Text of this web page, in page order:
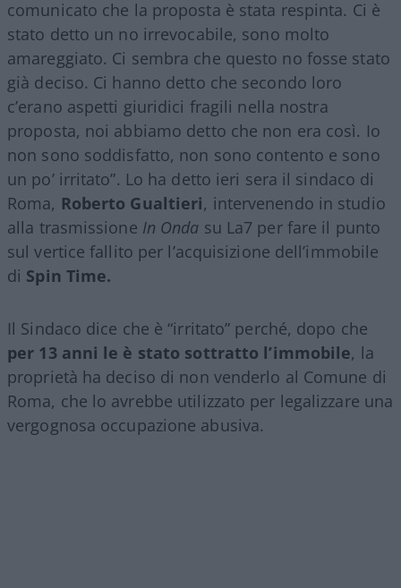
comunicato che la proposta è stata respinta. Ci è
stato detto un no irrevocabile, sono molto
amareggiato. Ci sembra che questo no fosse stato
già deciso. Ci hanno detto che secondo loro
c’erano aspetti giuridici fragili nella nostra
proposta, noi abbiamo detto che non era così. Io
non sono soddisfatto, non sono contento e sono
un po’ irritato”. Lo ha detto ieri sera il sindaco di
Roma, Roberto Gualtieri, intervenendo in studio
alla trasmissione In Onda su La7 per fare il punto
sul vertice fallito per l’acquisizione dell’immobile
di Spin Time.
Il Sindaco dice che è “irritato” perché, dopo che
per 13 anni le è stato sottratto l’immobile, la
proprietà ha deciso di non venderlo al Comune di
Roma, che lo avrebbe utilizzato per legalizzare una
vergognosa occupazione abusiva.